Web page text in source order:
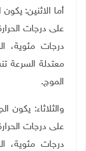
أما الاثنين: يكون
على درجات
درجات مئوية،
معتدلة السرعة
الموج.
والثلاثاء: يكون
على درجات
درجات مئوية،